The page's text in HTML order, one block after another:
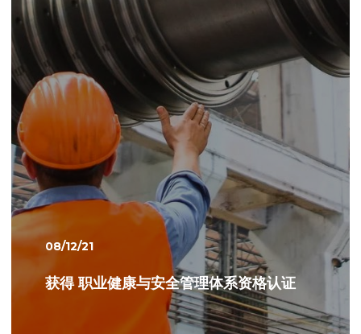
08/12/21
获得 职业健康与安全管理体系资格认证